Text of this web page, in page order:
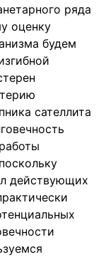
ряда
оценку
будем
сателлита
действующих